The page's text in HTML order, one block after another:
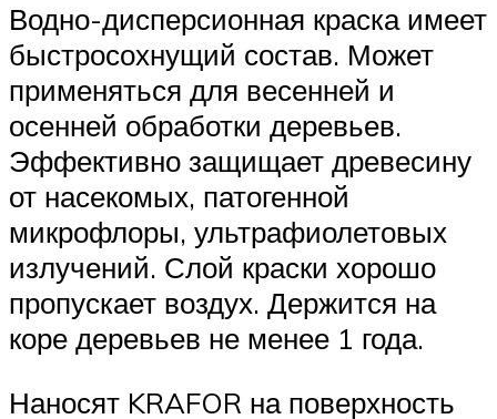
Водно-дисперсионная краска имеет
быстросохнущий состав. Может
применяться для весенней и
осенней обработки деревьев.
Эффективно защищает древесину
от насекомых, патогенной
микрофлоры, ультрафиолетовых
излучений. Слой краски хорошо
пропускает воздух. Держится на
коре деревьев не менее 1 года.
Наносят KRAFOR на поверхность